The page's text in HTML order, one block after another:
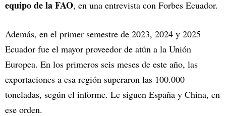
equipo de la FAO, en una entrevista con Forbes Ecuador.
Además, en el primer semestre de 2023, 2024 y 2025
Ecuador fue el mayor proveedor de atún a la Unión
Europea. En los primeros seis meses de este año, las
exportaciones a esa región superaron las 100.000
toneladas, según el informe. Le siguen España y China, en
ese orden.